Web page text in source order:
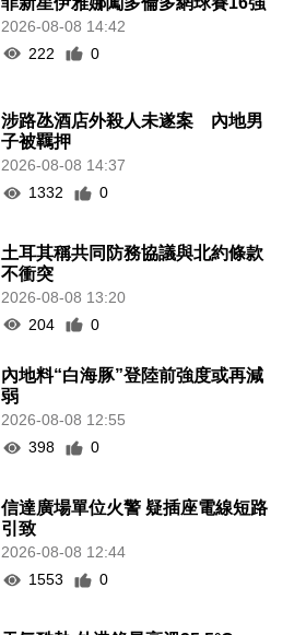
2026-08-08 14:42
222
0
涉路氹酒店外殺人未遂案 內地男
子被羈押
2026-08-08 14:37
1332
0
土耳其稱共同防務協議與北約條款
不衝突
2026-08-08 13:20
204
0
內地料“白海豚”登陸前強度或再減
弱
2026-08-08 12:55
398
0
信達廣場單位火警 疑插座電線短路
引致
2026-08-08 12:44
1553
0